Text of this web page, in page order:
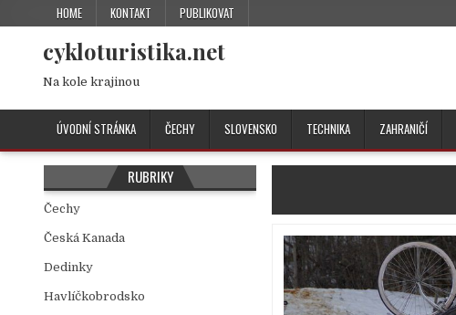
HOME KONTAKT PUBLIKOVAT
cykloturistika.net
Na kole krajinou
ÚVODNÍ STRÁNKA ČECHY SLOVENSKO TECHNIKA ZAHRANIČÍ
RUBRIKY
Čechy
Česká Kanada
Dedinky
Havlíčkobrodsko